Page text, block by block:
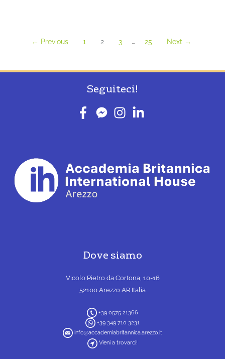
← Previous 1 2 3 … 25 Next →
Seguiteci!
Dove siamo
Vicolo Pietro da Cortona, 10-16
52100 Arezzo AR Italia
+39 0575 21366
+39 349 710 3231
info@accademiabritannica.arezzo.it
Vieni a trovarci!